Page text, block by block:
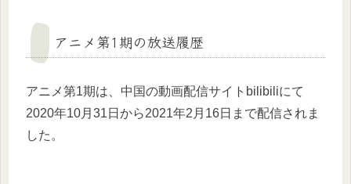
アニメ第1期の放送履歴
アニメ第1期は、中国の動画配信サイトbilibiliにて
2020年10月31日から2021年2月16日まで配信されま
した。